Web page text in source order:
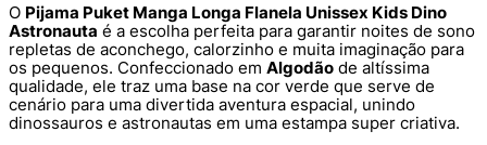
O Pijama Puket Manga Longa Flanela Unissex Kids Dino
Astronauta é a escolha perfeita para garantir noites de sono
repletas de aconchego, calorzinho e muita imaginação para
os pequenos. Confeccionado em Algodão de altíssima
qualidade, ele traz uma base na cor verde que serve de
cenário para uma divertida aventura espacial, unindo
dinossauros e astronautas em uma estampa super criativa.